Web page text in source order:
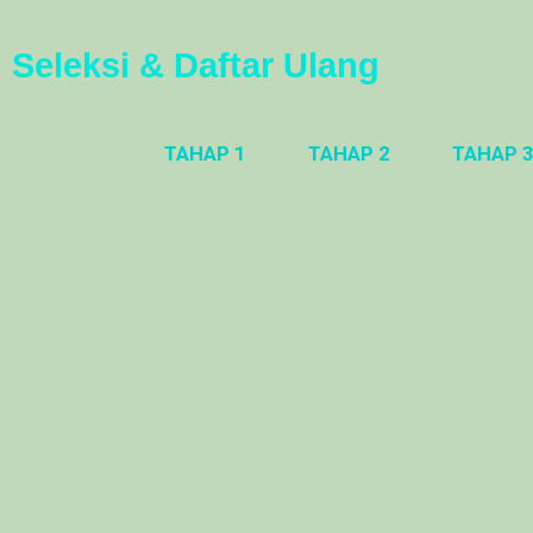
Seleksi & Daftar Ulang
TAHAP 1 TAHAP 2 TAHAP 3